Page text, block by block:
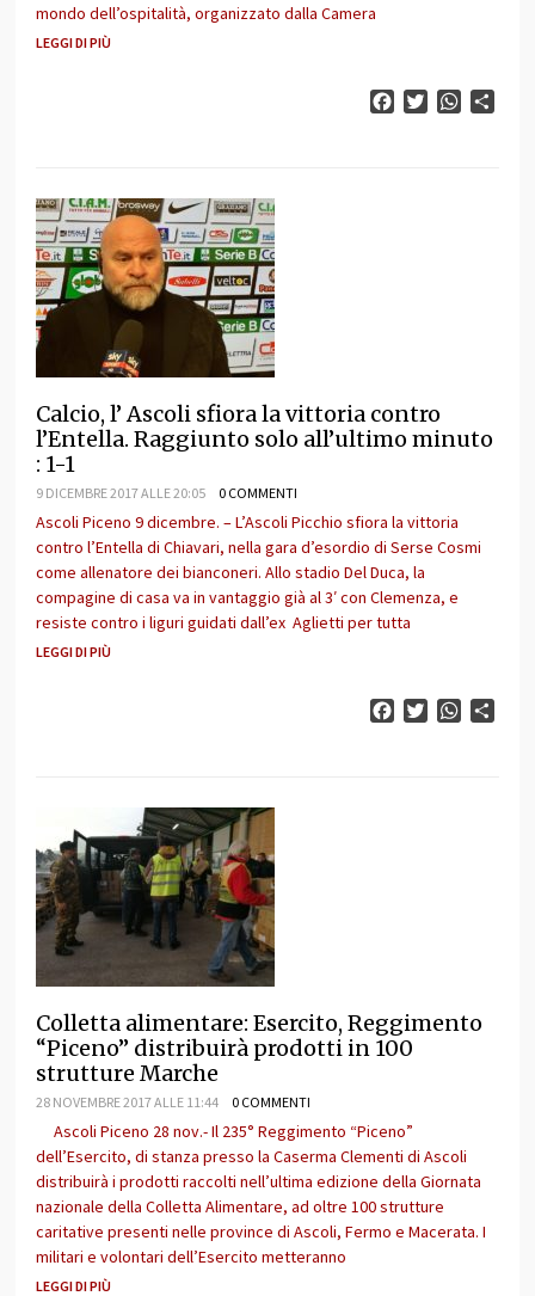
mondo dell’ospitalità, organizzato dalla Camera
LEGGI DI PIÙ
FacebookTwitter
Calcio, l’ Ascoli sfiora la vittoria contro
l’Entella. Raggiunto solo all’ultimo minuto
: 1-1
9 DICEMBRE 2017 ALLE 20:05 0 COMMENTI
Ascoli Piceno 9 dicembre. – L’Ascoli Picchio sfiora la vittoria
contro l’Entella di Chiavari, nella gara d’esordio di Serse Cosmi
come allenatore dei bianconeri. Allo stadio Del Duca, la
compagine di casa va in vantaggio già al 3′ con Clemenza, e
resiste contro i liguri guidati dall’ex Aglietti per tutta
LEGGI DI PIÙ
FacebookTwitter
Colletta alimentare: Esercito, Reggimento
“Piceno” distribuirà prodotti in 100
strutture Marche
28 NOVEMBRE 2017 ALLE 11:44 0 COMMENTI
Ascoli Piceno 28 nov.- Il 235° Reggimento “Piceno”
dell’Esercito, di stanza presso la Caserma Clementi di Ascoli
distribuirà i prodotti raccolti nell’ultima edizione della Giornata
nazionale della Colletta Alimentare, ad oltre 100 strutture
caritative presenti nelle province di Ascoli, Fermo e Macerata. I
militari e volontari dell’Esercito metteranno
LEGGI DI PIÙ